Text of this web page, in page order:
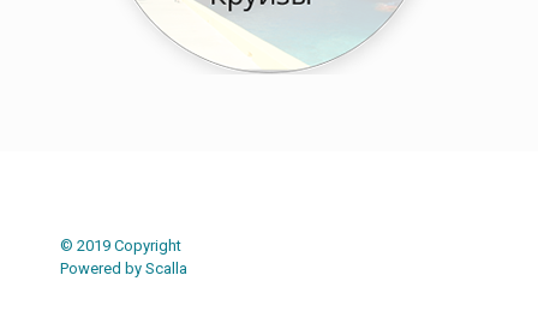
© 2019 Copyright
Powered by Scalla